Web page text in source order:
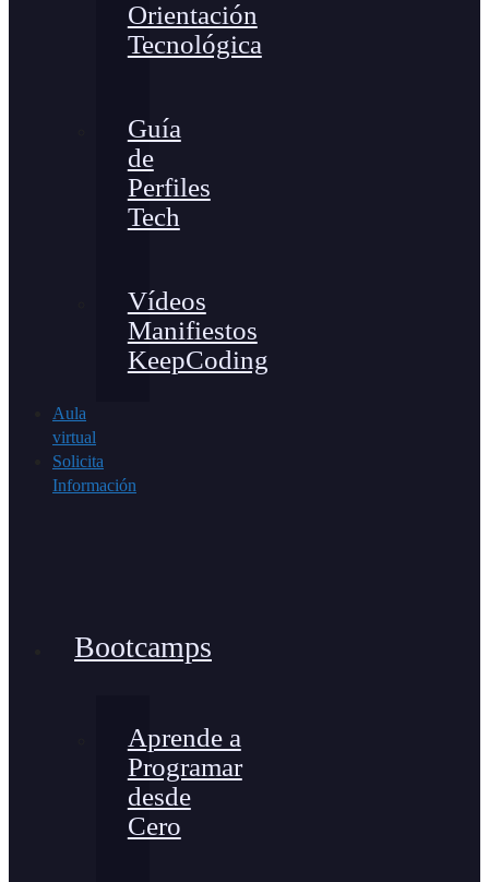
Orientación
Tecnológica
Guía
de
Perfiles
Tech
Vídeos
Manifiestos
KeepCoding
Aula
virtual
Solicita
Información
Bootcamps
Aprende a
Programar
desde
Cero